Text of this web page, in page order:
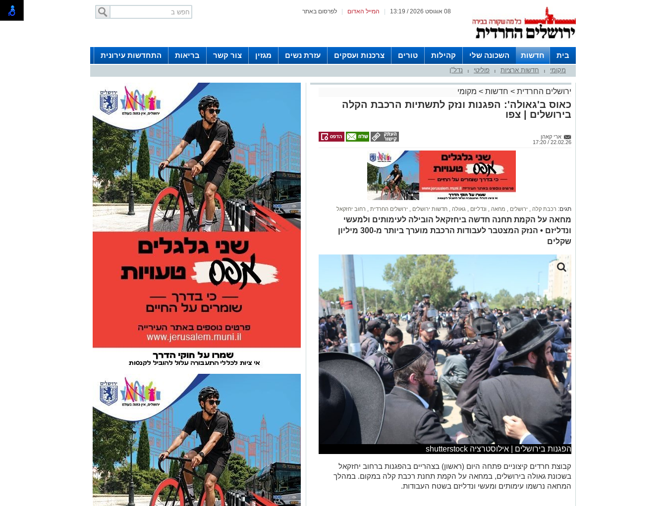
לפרסום באתר המייל האדום 08 אוגוסט 2026 / 13:19
בית חדשות השכונה שלי קהילות טורים צרכנות ועסקים עזרת נשים מגזין צור קשר בריאות
התחדשות עירונית
חצרות
מקומי חדשות ארציות פוליטי נדל"ן
ירושלים החרדית > חדשות > מקומי
כאוס ב'גאולה': הפגנות ונזק לתשתיות הרכבת הקלה
בירושלים | צפו
ארי קאהן
22.02.26 / 17:20
תגים: רכבת קלה ירושלים מחאה ונדליזם גאולה חדשות ירושלים ירושלים החרדית רחוב יחזקאל
מחאה על הקמת תחנה חדשה ביחזקאל הובילה לעימותים ולמעשי
ונדליזם • הנזק המצטבר לעבודות הרכבת מוערך ביותר מ-300 מיליון
שקלים
הפגנות בירושלים | אילוסטרציה shutterstock
קבוצת חרדים קיצוניים פתחה היום (ראשון) בצהריים בהפגנות ברחוב יחזקאל
בשכונת גאולה בירושלים, במחאה על הקמת תחנת רכבת קלה במקום. במהלך
המחאה נרשמו עימותים ומעשי ונדליזם בשטח העבודות.